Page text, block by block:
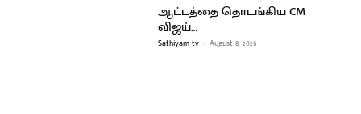
ஆட்டத்தை தொடங்கிய CM
விஜய்…
Sathiyam tv - August 8, 2026